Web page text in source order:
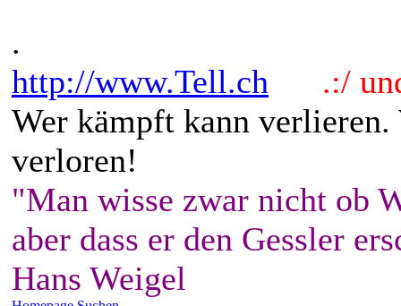
.
http://www.Tell.ch
.:/
Wer kämpft kann
verloren!
"Man wisse zwar nicht ob
aber dass er den Gessler
Hans Weigel